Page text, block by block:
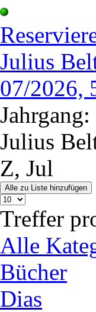
Julius
07/2026,
Jahrgang:
Julius
Z, Jul
Treffer
Alle
Bücher
Dias